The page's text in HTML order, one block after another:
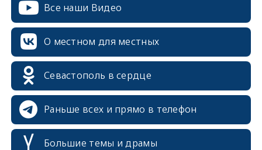
Все наши Видео
О местном для местных
Севастополь в сердце
Раньше всех и прямо в телефон
Большие темы и драмы